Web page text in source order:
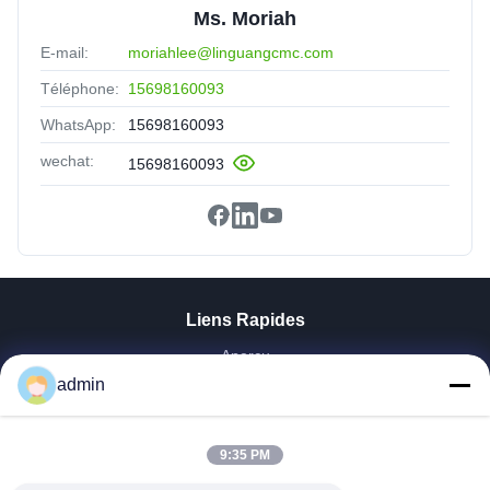
Ms. Moriah
E-mail: moriahlee@linguangcmc.com
Téléphone: 15698160093
WhatsApp: 15698160093
wechat: 15698160093
Liens Rapides
Aperçu
VR Show
Visite D'usine
admin
9:35 PM